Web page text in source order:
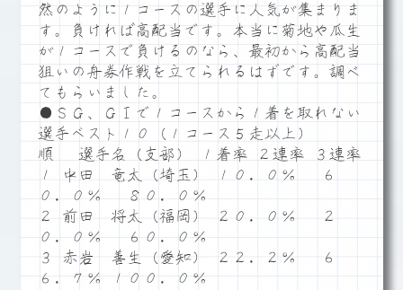
然のように１コースの選手に人気が集まりま
す。負ければ高配当です。本当に菊地や瓜生
が１コースで負けるのなら、最初から高配当
狙いの舟券作戦を立てられるはずです。調べ
てもらいました。
●ＳＧ、ＧⅠで１コースから１着を取れない
選手ベスト１０（１コース５走以上）
順 選手名（支部） １着率 ２連率 ３連率
１ 中田 竜太（埼玉） １０．０％ ６
０．０％ ８０．０％
２ 前田 将太（福岡） ２０．０％ ２
０．０％ ６０．０％
３ 赤岩 善生（愛知） ２２．２％ ６
６．７％ １００．０％